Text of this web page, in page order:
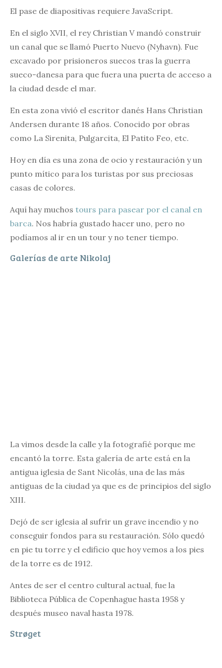
El pase de diapositivas requiere JavaScript.
En el siglo XVII, el rey Christian V mandó construir
un canal que se llamó Puerto Nuevo (Nyhavn). Fue
excavado por prisioneros suecos tras la guerra
sueco-danesa para que fuera una puerta de acceso a
la ciudad desde el mar.
En esta zona vivió el escritor danés Hans Christian
Andersen durante 18 años. Conocido por obras
como La Sirenita, Pulgarcita, El Patito Feo, etc.
Hoy en día es una zona de ocio y restauración y un
punto mítico para los turistas por sus preciosas
casas de colores.
Aquí hay muchos tours para pasear por el canal en
barca. Nos habría gustado hacer uno, pero no
podíamos al ir en un tour y no tener tiempo.
Galerías de arte Nikolaj
La vimos desde la calle y la fotografié porque me
encantó la torre. Esta galería de arte está en la
antigua iglesia de Sant Nicolás, una de las más
antiguas de la ciudad ya que es de principios del siglo
XIII.
Dejó de ser iglesia al sufrir un grave incendio y no
conseguir fondos para su restauración. Sólo quedó
en pie tu torre y el edificio que hoy vemos a los pies
de la torre es de 1912.
Antes de ser el centro cultural actual, fue la
Biblioteca Pública de Copenhague hasta 1958 y
después museo naval hasta 1978.
Strøget